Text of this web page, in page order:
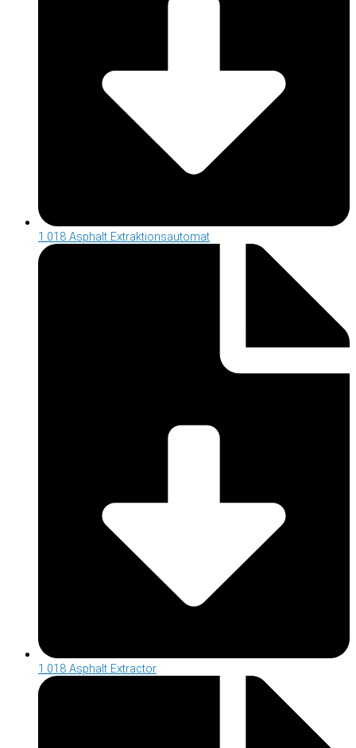
1.018 Asphalt Extraktionsautomat
1.018 Asphalt Extractor